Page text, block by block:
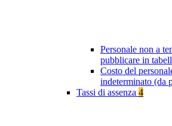
Personale non a
pubblicare in
Costo del
indeterminato (da
Tassi di assenza 4